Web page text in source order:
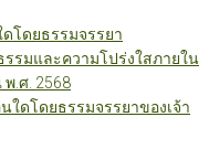
โดยธรรมจรรยา
รมและความโปร่งใสภายใน
.ศ. 2568
ดโดยธรรมจรรยาของเจ้า